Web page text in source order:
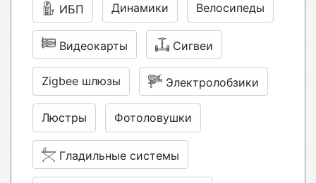
ИБП Динамики Велосипеды
Видеокарты Сигвеи
Zigbee шлюзы Электролобзики
Люстры Фотоловушки
Гладильные системы